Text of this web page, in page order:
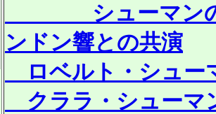
シューマンのチ
ンドン響との共演
ロベルト・シュー
クララ・シューマ